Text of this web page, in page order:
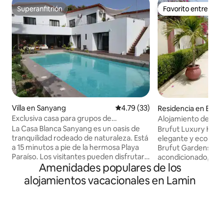
Superanfitrión
Superanfitrión
Villa en Sanyang Calificación promedio: 4.79 de
4.79 (33)
Exclusiva casa para grupos de
7 dormitorios cerca de la playa
La Casa Blanca Sanyang es un oasis de
tranquilidad rodeado de naturaleza. Está
a 15 minutos a pie de la hermosa Playa
Paraíso. Los visitantes pueden disfrutar
observando la vida silvestre en el gran
jardín privado y relajarse en las zonas de
descanso. Con su amplia sala de estar y 7
Favorito entre
Favorito entre
Residencia en
Alojamiento de
Brufut Luxury
elegante y
Brufut Gardens.
acondicionado,
inteligente de 50
completa y una
inspirada en la
Amenidades populares de los
alojamientos vacacionales en Lamin